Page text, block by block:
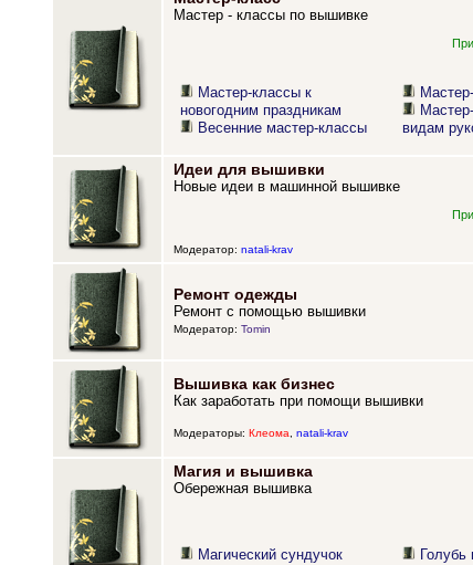
Мастер - классы по вышивке
Мастер-классы к
новогодним праздникам
Весенние мастер-классы
видам
Идеи для вышивки
Новые идеи в машинной вышивке
Модератор: natali-krav
Ремонт одежды
Ремонт с помощью вышивки
Модератор: Tomin
Вышивка как бизнес
Как заработать при помощи вышивки
Модераторы: Клеома, natali-krav
Магия и вышивка
Обережная вышивка
Магический сундучок Голубь